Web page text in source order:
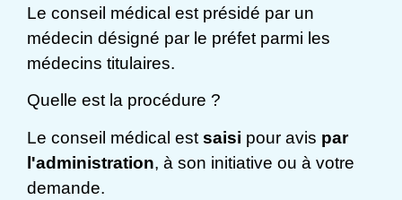
Le conseil médical est présidé par un
médecin désigné par le préfet parmi les
médecins titulaires.
Quelle est la procédure ?
Le conseil médical est saisi pour avis par
l'administration, à son initiative ou à votre
demande.